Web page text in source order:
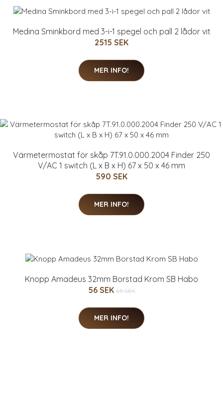
Medina Sminkbord med 3-i-1 spegel och pall 2 lådor vit
2515 SEK
MER INFO!
Värmetermostat för skåp 7T.91.0.000.2004 Finder 250
V/AC 1 switch (L x B x H) 67 x 50 x 46 mm
590 SEK
MER INFO!
Knopp Amadeus 32mm Borstad Krom SB Habo
56 SEK 65 SEK
MER INFO!